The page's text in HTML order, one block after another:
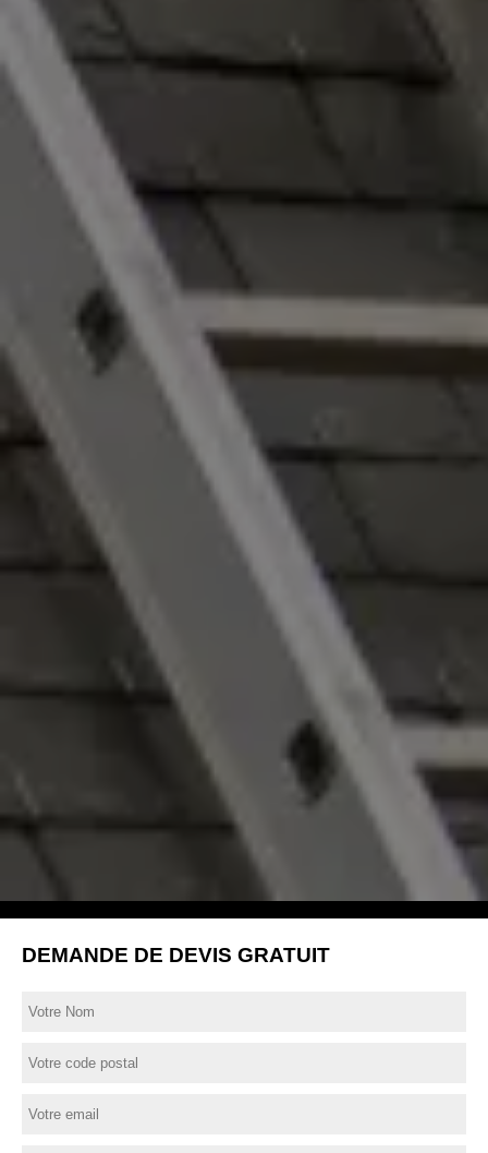
DEMANDE DE DEVIS GRATUIT